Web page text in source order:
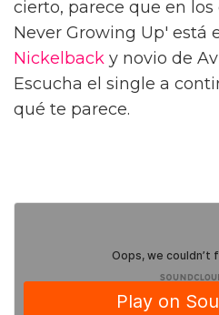
cierto, parece que en
Never Growing Up' está
Nickelback y novio de
Escucha el single a
qué te parece.